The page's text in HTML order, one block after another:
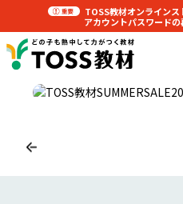
TOSS教材オンラインス
アカウントパスワード